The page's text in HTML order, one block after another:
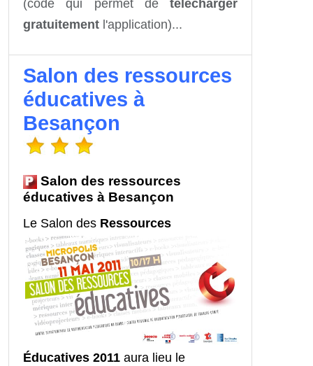
(code qui permet de télécharger
gratuitement l'application)...
Salon des ressources
éducatives à
Besançon
Salon des ressources
éducatives à Besançon
Le Salon des Ressources
Éducatives 2011 aura lieu le